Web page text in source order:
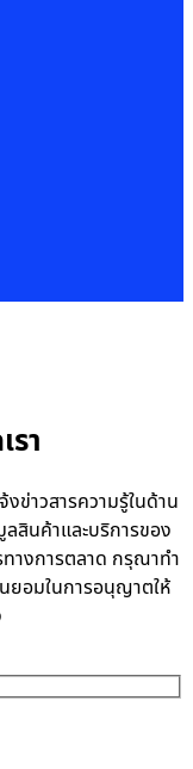
รา
ข่าวสารความรู้ในด้าน
สินค้าและบริการของ
างการตลาด กรุณาทำ
ยอมในการอนุญาตให้